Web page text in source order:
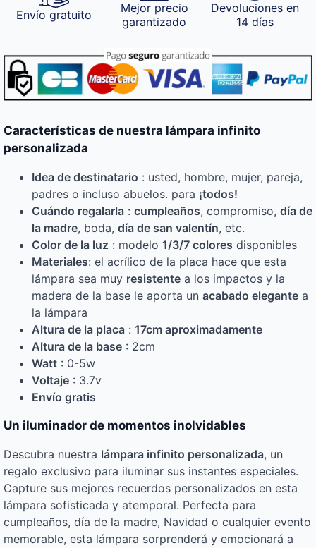
Envío gratuito
Mejor precio
garantizado
Devoluciones en
14 días
Características de nuestra lámpara infinito
personalizada
Idea de destinatario : usted, hombre, mujer, pareja,
padres o incluso abuelos. para ¡todos!
Cuándo regalarla : cumpleaños, compromiso, día de
la madre, boda, día de san valentín, etc.
Color de la luz : modelo 1/3/7 colores disponibles
Materiales: el acrílico de la placa hace que esta
lámpara sea muy resistente a los impactos y la
madera de la base le aporta un acabado elegante a
la lámpara
Altura de la placa : 17cm aproximadamente
Altura de la base : 2cm
Watt : 0-5w
Voltaje : 3.7v
Envío gratis
Un iluminador de momentos inolvidables
Descubra nuestra lámpara infinito personalizada, un
regalo exclusivo para iluminar sus instantes especiales.
Capture sus mejores recuerdos personalizados en esta
lámpara sofisticada y atemporal. Perfecta para
cumpleaños, día de la madre, Navidad o cualquier evento
memorable, esta lámpara sorprenderá y emocionará a